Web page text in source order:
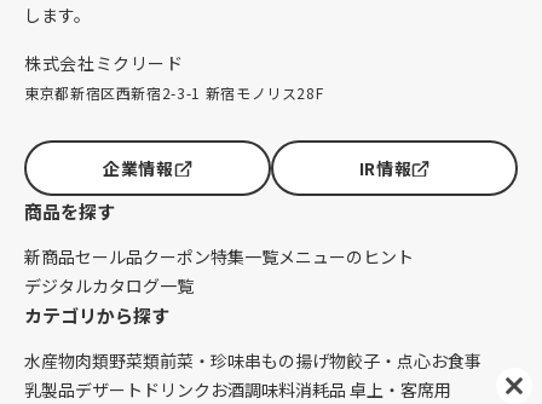
します。
株式会社ミクリード
東京都新宿区西新宿2-3-1 新宿モノリス28F
企業情報 IR情報
商品を探す
新商品セール品クーポン特集一覧メニューのヒント
デジタルカタログ一覧
カテゴリから探す
水産物肉類野菜類前菜・珍味串もの揚げ物餃子・点心お食事
乳製品デザート ドリンク お酒調味料消耗品 卓上・客席用